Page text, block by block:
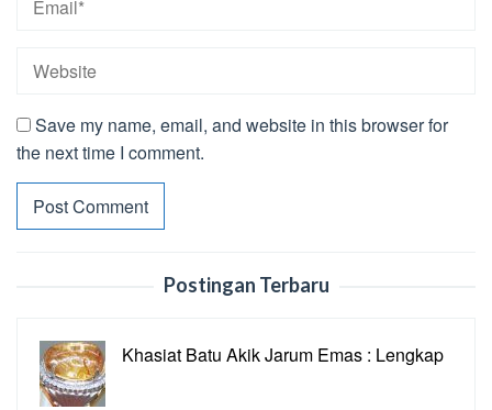
Save my name, email, and website in this browser for
the next time I comment.
Postingan Terbaru
Khasiat Batu Akik Jarum Emas : Lengkap